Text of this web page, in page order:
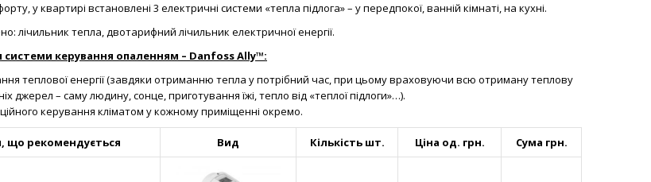
у квартирі встановлені 3 електричні системи «тепла підлога» – у передпокої, ванній кімнаті, на кухні.
лічильник тепла, двотарифний лічильник електричної енергії.
керування опаленням – Danfoss Ally™:
теплової енергії (завдяки отриманню тепла у потрібний час, при цьому враховуючи всю отриману теплову
джерел – саму людину, сонце, приготування їжі, тепло від «теплої підлоги»…).
керування кліматом у кожному приміщенні окремо.
що рекомендується Вид Кількість шт. Ціна од. грн. Сума грн.